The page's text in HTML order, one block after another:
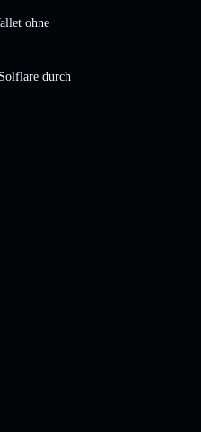
ohne
durch